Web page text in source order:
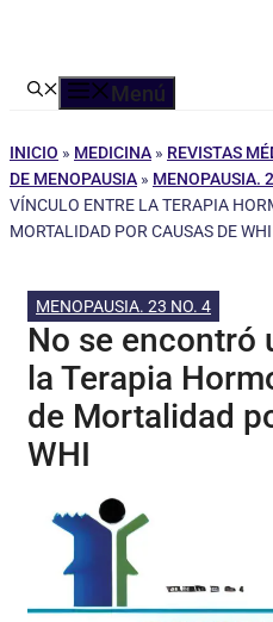
Menú
INICIO » MEDICINA » REVISTAS
DE MENOPAUSIA » MENOPAUSIA.
VÍNCULO ENTRE LA TERAPIA
MORTALIDAD POR CAUSAS DE WHI
MENOPAUSIA. 23 NO. 4
No se encontró
la Terapia
de Mortalidad
WHI